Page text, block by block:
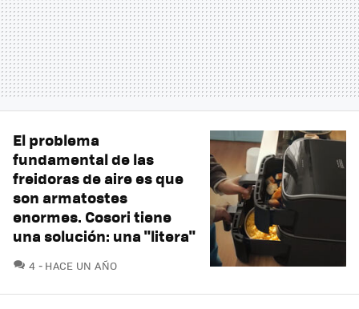
El problema
fundamental de las
freidoras de aire es que
son armatostes
enormes. Cosori tiene
una solución: una "litera"
4 COMENTARIOS
HACE UN AÑO